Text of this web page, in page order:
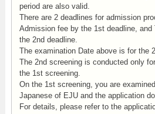
period are also valid.
There are 2 deadlines for admission
Admission fee by the 1st deadline,
the 2nd deadline.
The examination Date above is for the
The 2nd screening is conducted only
the 1st screening.
On the 1st screening, you are
Japanese of EJU and the application
For details, please refer to the